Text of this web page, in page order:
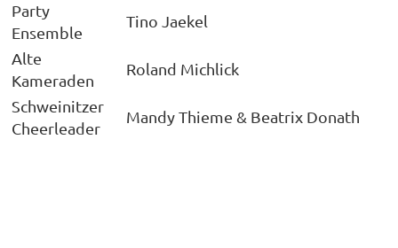
Party
Ensemble
Tino Jaekel
Alte
Kameraden
Roland Michlick
Schweinitzer
Cheerleader
Mandy Thieme & Beatrix Donath